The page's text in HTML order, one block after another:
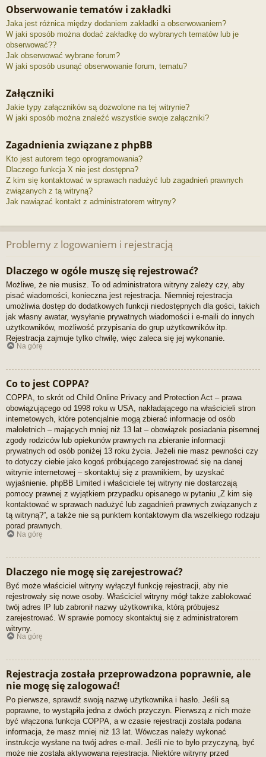
Obserwowanie tematów i zakładki
Jaka jest różnica między dodaniem zakładki a obserwowaniem?
W jaki sposób można dodać zakładkę do wybranych tematów lub je
obserwować??
Jak obserwować wybrane forum?
W jaki sposób usunąć obserwowanie forum, tematu?
Załączniki
Jakie typy załączników są dozwolone na tej witrynie?
W jaki sposób można znaleźć wszystkie swoje załączniki?
Zagadnienia związane z phpBB
Kto jest autorem tego oprogramowania?
Dlaczego funkcja X nie jest dostępna?
Z kim się kontaktować w sprawach nadużyć lub zagadnień prawnych
związanych z tą witryną?
Jak nawiązać kontakt z administratorem witryny?
Problemy z logowaniem i rejestracją
Dlaczego w ogóle muszę się rejestrować?
Możliwe, że nie musisz. To od administratora witryny zależy czy, aby
pisać wiadomości, konieczna jest rejestracja. Niemniej rejestracja
umożliwia dostęp do dodatkowych funkcji niedostępnych dla gości, takich
jak własny awatar, wysyłanie prywatnych wiadomości i e-maili do innych
użytkowników, możliwość przypisania do grup użytkowników itp.
Rejestracja zajmuje tylko chwilę, więc zaleca się jej wykonanie.
Na górę
Co to jest COPPA?
COPPA, to skrót od Child Online Privacy and Protection Act – prawa
obowiązującego od 1998 roku w USA, nakładającego na właścicieli stron
internetowych, które potencjalnie mogą zbierać informacje od osób
małoletnich – mających mniej niż 13 lat – obowiązek posiadania pisemnej
zgody rodziców lub opiekunów prawnych na zbieranie informacji
prywatnych od osób poniżej 13 roku życia. Jeżeli nie masz pewności czy
to dotyczy ciebie jako kogoś próbującego zarejestrować się na danej
witrynie internetowej – skontaktuj się z prawnikiem, by uzyskać
wyjaśnienie. phpBB Limited i właściciele tej witryny nie dostarczają
pomocy prawnej z wyjątkiem przypadku opisanego w pytaniu „Z kim się
kontaktować w sprawach nadużyć lub zagadnień prawnych związanych z
tą witryną?”, a także nie są punktem kontaktowym dla wszelkiego rodzaju
porad prawnych.
Na górę
Dlaczego nie mogę się zarejestrować?
Być może właściciel witryny wyłączył funkcję rejestracji, aby nie
rejestrowały się nowe osoby. Właściciel witryny mógł także zablokować
twój adres IP lub zabronił nazwy użytkownika, którą próbujesz
zarejestrować. W sprawie pomocy skontaktuj się z administratorem
witryny.
Na górę
Rejestracja została przeprowadzona poprawnie, ale
nie mogę się zalogować!
Po pierwsze, sprawdź swoją nazwę użytkownika i hasło. Jeśli są
poprawne, to wystąpiła jedna z dwóch przyczyn. Pierwszą z nich może
być włączona funkcja COPPA, a w czasie rejestracji została podana
informacja, że masz mniej niż 13 lat. Wówczas należy wykonać
instrukcje wysłane na twój adres e-mail. Jeśli nie to było przyczyną, być
może nie została aktywowana rejestracja. Niektóre witryny przed